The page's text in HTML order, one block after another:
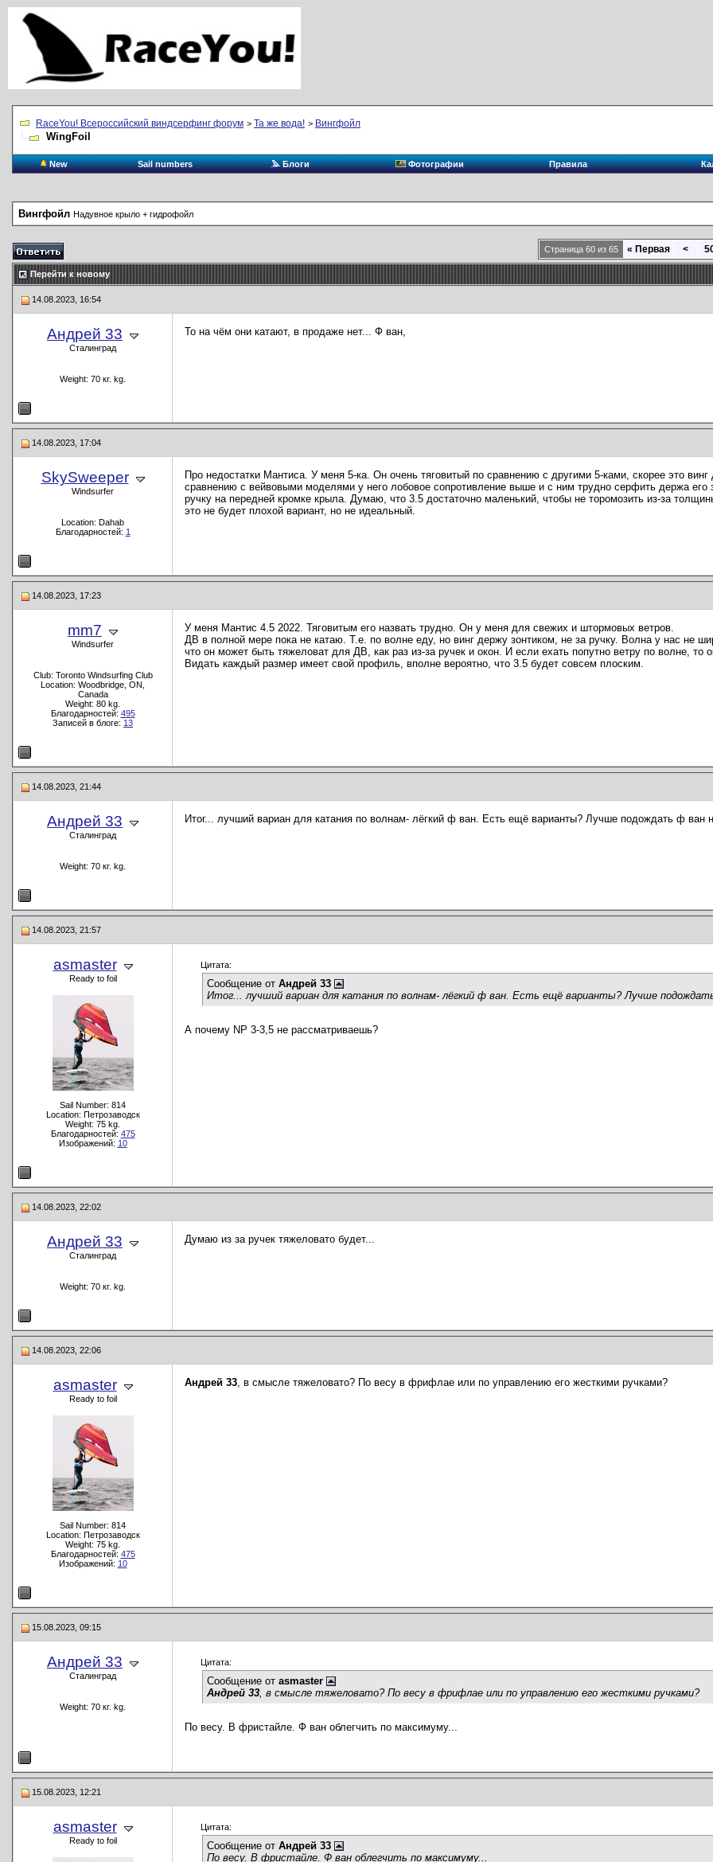
RaceYou! Всероссийский виндсерфинг форум > Та же вода! > Вингфойл
WingFoil
New Sail numbers Блоги Фотографии Правила
Вингфойл Надувное крыло + гидрофойл
Страница 60 из 65 « Первая <
Перейти к новому
14.08.2023, 16:54
Андрей 33
Сталинград
Weight: 70 кг. kg.
То на чём они катают, в продаже нет... Ф ван,
14.08.2023, 17:04
SkySweeper
Windsurfer
Location: Dahab
Благодарностей: 1
Про недостатки Мантиса. У меня 5-ка. Он очень тяговитый по сравнению с другими 5-ками, скорее это
сравнению с вейвовыми моделями у него лобовое сопротивление выше и с ним трудно серфить держа его
ручку на передней кромке крыла. Думаю, что 3.5 достаточно маленький, чтобы не торомозить из-за
это не будет плохой вариант, но не идеальный.
14.08.2023, 17:23
mm7
Windsurfer
Club: Toronto Windsurfing Club
Location: Woodbridge, ON,
Canada
Weight: 80 kg.
Благодарностей: 495
Записей в блоге: 13
У меня Мантис 4.5 2022. Тяговитым его назвать трудно. Он у меня для свежих и штормовых ветров.
ДВ в полной мере пока не катаю. Т.е. по волне еду, но винг держу зонтиком, не за ручку. Волна у нас не
что он может быть тяжеловат для ДВ, как раз из-за ручек и окон. И если ехать попутно ветру по волне, то
Видать каждый размер имеет свой профиль, вполне вероятно, что 3.5 будет совсем плоским.
14.08.2023, 21:44
Андрей 33
Сталинград
Weight: 70 кг. kg.
Итог... лучший вариан для катания по волнам- лёгкий ф ван. Есть ещё варианты? Лучше подождать ф ван
14.08.2023, 21:57
asmaster
Ready to foil
Sail Number: 814
Location: Петрозаводск
Weight: 75 kg.
Благодарностей: 475
Изображений: 10
Цитата:
Сообщение от Андрей 33
Итог... лучший вариан для катания по волнам- лёгкий ф ван. Есть ещё варианты? Лучше
А почему NP 3-3,5 не рассматриваешь?
14.08.2023, 22:02
Андрей 33
Сталинград
Weight: 70 кг. kg.
Думаю из за ручек тяжеловато будет...
14.08.2023, 22:06
asmaster
Ready to foil
Sail Number: 814
Location: Петрозаводск
Weight: 75 kg.
Благодарностей: 475
Изображений: 10
Андрей 33, в смысле тяжеловато? По весу в фрифлае или по управлению его жесткими ручками?
15.08.2023, 09:15
Андрей 33
Сталинград
Weight: 70 кг. kg.
Цитата:
Сообщение от asmaster
Андрей 33, в смысле тяжеловато? По весу в фрифлае или по управлению его жесткими ручками?
По весу. В фристайле. Ф ван облегчить по максимуму...
15.08.2023, 12:21
asmaster
Ready to foil
Цитата:
Сообщение от Андрей 33
По весу. В фристайле. Ф ван облегчить по максимуму...